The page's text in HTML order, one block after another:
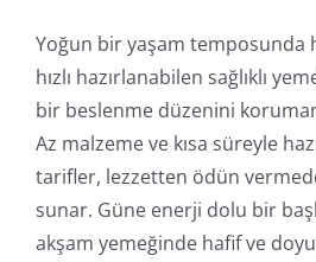
Yoğun bir yaşam temposunda
hızlı hazırlanabilen sağlıklı
bir beslenme düzenini
Az malzeme ve kısa süreyle
tarifler, lezzetten ödün
sunar. Güne enerji dolu bir
akşam yemeğinde hafif ve